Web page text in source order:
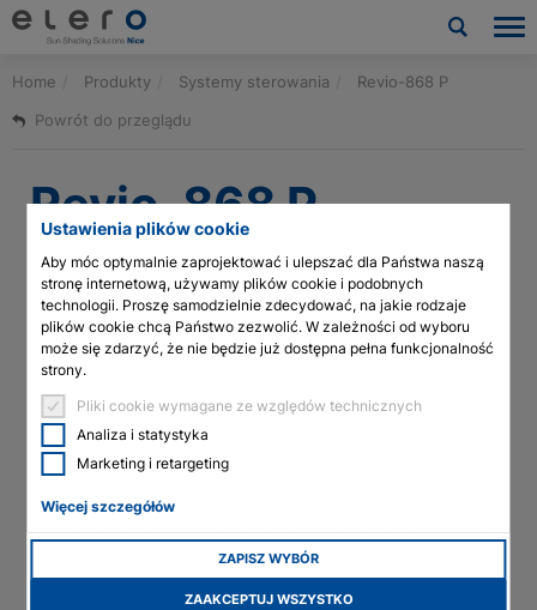
Ustawienia plików cookie
Aby móc optymalnie zaprojektować i ulepszać dla Państwa naszą
stronę internetową, używamy plików cookie i podobnych
technologii. Proszę samodzielnie zdecydować, na jakie rodzaje
plików cookie chcą Państwo zezwolić. W zależności od wyboru
może się zdarzyć, że nie będzie już dostępna pełna funkcjonalność
strony.
Pliki cookie wymagane ze względów technicznych
Analiza i statystyka
Marketing i retargeting
Więcej szczegółów
ZAPISZ WYBÓR
ZAAKCEPTUJ WSZYSTKO
Produkty
Aktualności i publikacje
Firma
Kontakt
Architects & planners
Technologia siłowników linearnych
English
Home Produkty Systemy sterowania
Revio-868 P
Powrót do przeglądu
Revio-868 P
Kategoria
Sterowanie do silników rurowych,
Sterowanie do żaluzji weneckich
Revio-868 P to wbudowany odbiornik radiowy do silników
rurowych i żaluzjowych firmy elero. Wyjście bezpotencjałowe
umożliwia przekazywanie sygnałów do innych systemów
automatyki.
Cechy produktów
Zastosowania
Rolety, Rolety sonro, Markizy,
Żaluzje i ekrany, Podwójne
Ekrany Zip, Specjalne